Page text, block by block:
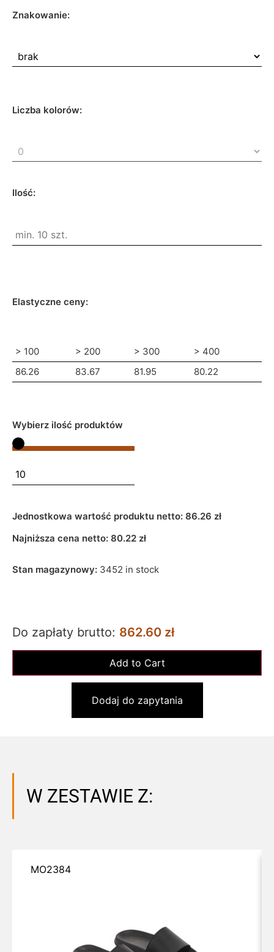
Znakowanie:
Liczba kolorów:
Ilość:
Elastyczne ceny:
> 100 > 200 > 300
> 400
86.26
83.67 81.95 80.22
Wybierz ilość produktów
Jednostkowa wartość produktu netto: 86.26 zł
Najniższa cena netto: 80.22 zł
Stan magazynowy: 3452 in stock
Do zapłaty brutto: 862.60 zł
Dodaj do zapytania
W ZESTAWIE Z:
MO2384